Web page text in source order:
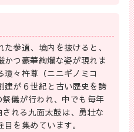
参道、境内を抜けると、
かつ豪華絢爛な姿が現れま
瓊々杵尊（ニニギノミコ
建が６世紀と古い歴史を誇
儀が行われ、中でも毎年
れる九面太鼓は、勇壮な
を集めています。